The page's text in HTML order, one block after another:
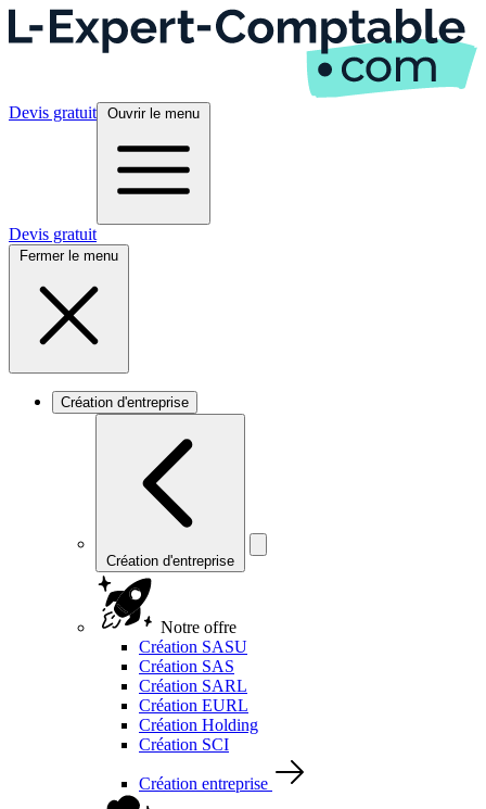
Devis gratuit Ouvrir le menu
Devis gratuit
Fermer le menu
Création d'entreprise
Création d'entreprise
Notre offre
Création SASU
Création SAS
Création SARL
Création EURL
Création Holding
Création SCI
Création entreprise